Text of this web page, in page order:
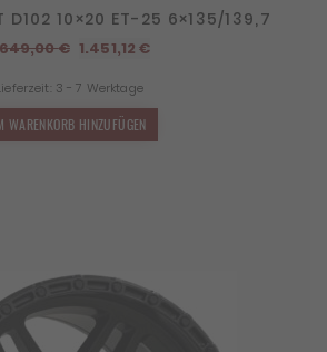
D102 10×20 ET-25 6×135/139,7
€ Ursprünglicher
war:
1.649,00 €
1.451,12€Aktueller
3 - 7 Werktage
WARENKORB HINZUFÜGEN